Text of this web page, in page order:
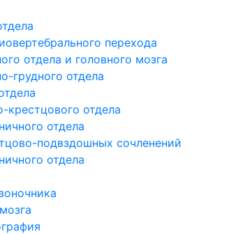
перехода
отдела и головного мозга
грудного отдела
крестцового отдела
отдела
подвздошных сочленений
отдела